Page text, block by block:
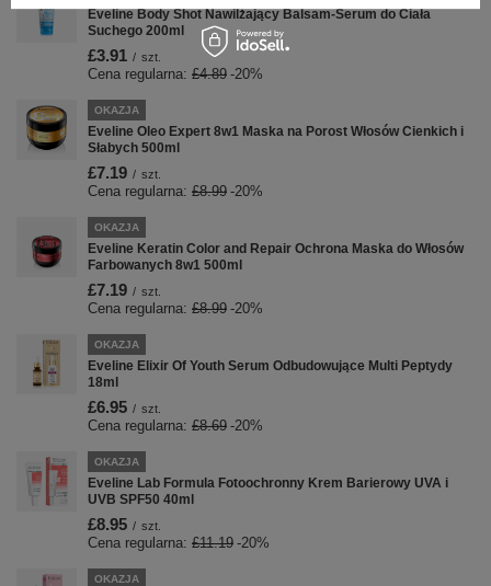
Eveline Body Shot Nawilżający Balsam-Serum do Ciała
Suchego 200ml
£3.91 / szt.
Cena regularna: £4.89 -20%
OKAZJA
Eveline Oleo Expert 8w1 Maska na Porost Włosów Cienkich i
Słabych 500ml
£7.19 / szt.
Cena regularna: £8.99 -20%
OKAZJA
Eveline Keratin Color and Repair Ochrona Maska do Włosów
Farbowanych 8w1 500ml
£7.19 / szt.
Cena regularna: £8.99 -20%
OKAZJA
Eveline Elixir Of Youth Serum Odbudowujące Multi Peptydy
18ml
£6.95 / szt.
Cena regularna: £8.69 -20%
OKAZJA
Eveline Lab Formula Fotoochronny Krem Barierowy UVA i
UVB SPF50 40ml
£8.95 / szt.
Cena regularna: £11.19 -20%
OKAZJA